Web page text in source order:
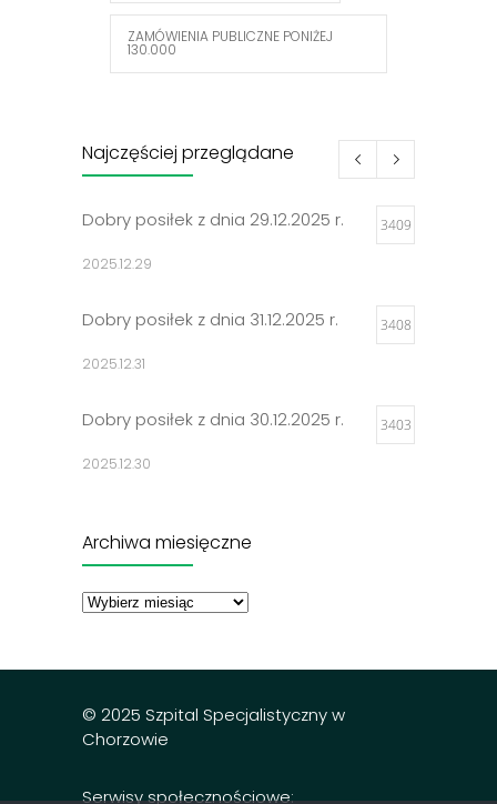
ZAMÓWIENIA PUBLICZNE PONIŻEJ
130.000
Najczęściej przeglądane
Dobry posiłek z dnia 29.12.2025 r. 3409
2025.12.29
Dobry posiłek z dnia 31.12.2025 r. 3408
2025.12.31
Dobry posiłek z dnia 30.12.2025 r. 3403
2025.12.30
2024.12.27
Dobry posiłek z dnia 23.12.2025 r.
Archiwa miesięczne
miesięczne
© 2025 Szpital Specjalistyczny w
Chorzowie
Serwisy społecznościowe: